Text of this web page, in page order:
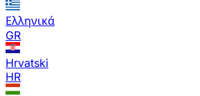
Ελληνικά
GR
Hrvatski
HR